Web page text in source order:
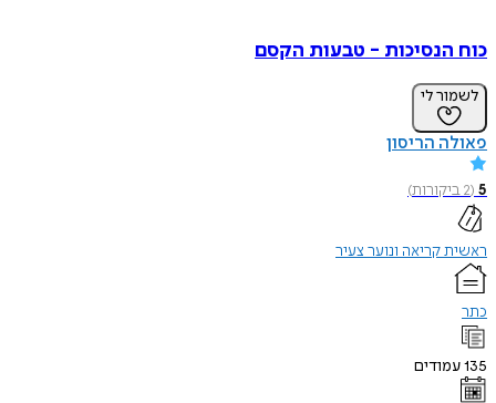
כוח הנסיכות - טבעות הקסם
לשמור לי
פאולה הריסון
5
(
2ביקורות)
ראשית קריאה ונוער צעיר
כתר
135עמודים